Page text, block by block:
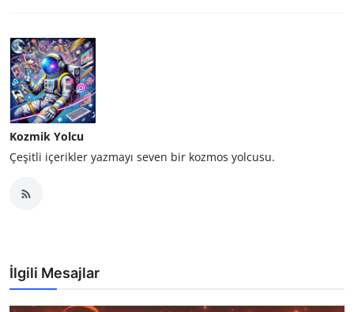
Kozmik Yolcu
Çeşitli içerikler yazmayı seven bir kozmos yolcusu.
İlgili Mesajlar